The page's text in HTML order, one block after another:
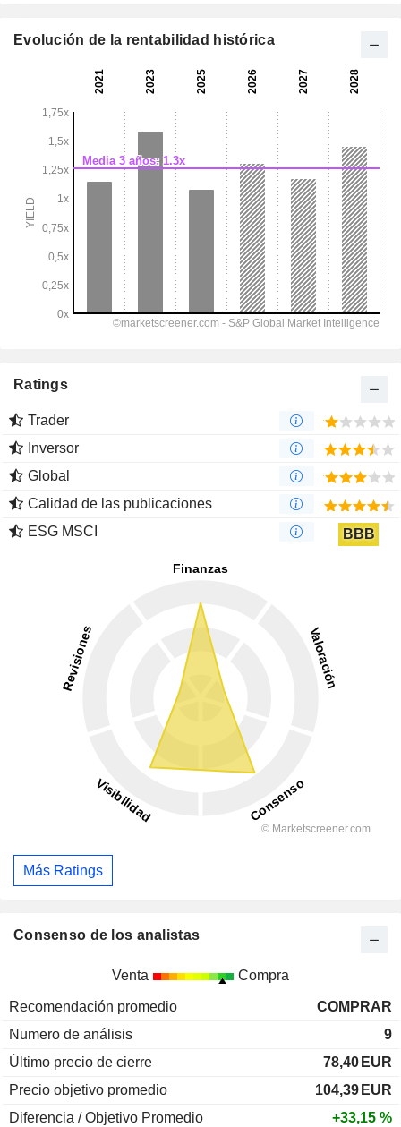
Evolución de la rentabilidad histórica
Ratings
Trader
Inversor
Global
Calidad de las publicaciones
ESG MSCI
BBB
Más Ratings
Consenso de los analistas
Venta Compra
Recomendación promedio
COMPRAR
Numero de análisis
9
Último precio de cierre
78,40 EUR
Precio objetivo promedio
104,39 EUR
Diferencia / Objetivo Promedio
+33,15 %